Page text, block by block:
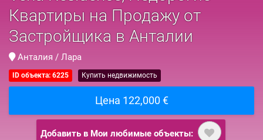
Квартиры на Продажу от
Застройщика в Анталии
Анталия / Лара
ID объекта: 6225 Купить недвижимость
Цена 122,000 €
Добавить в Мои любимые объекты: